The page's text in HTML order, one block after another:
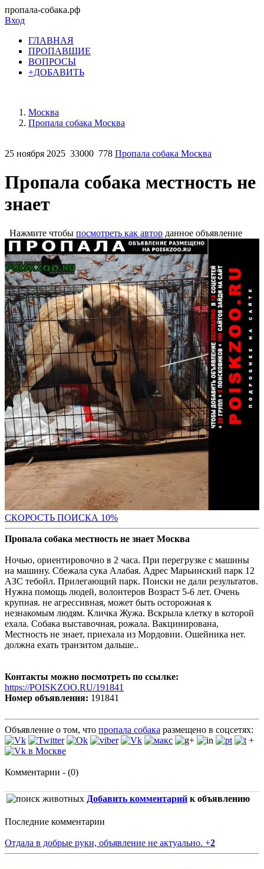
пропала-собака.рф
Вход
ГЛАВНАЯ
ПРОПАВШИЕ
ВОПРОСЫ
+ДОБАВИТЬ
Москва
Пропала собака Москва
25 ноября 2025 33000 778 Пропала собака Москва
Пропала собака местность не
знает
Нажмите чтобы посмотреть как автор данное объявление
СКОРОСТЬ ПОИСКА 10%
Пропала собака местность не знает Москва
Ночью, ориентировочно в 2 часа. При перегрузке с машины
на машину. Сбежала сука Алабая. Адрес Марьинский парк 12
АЗС тебойл. Прилегающий парк. Поиски не дали результатов.
Нужна помощь людей, волонтеров Возраст 5-6 лет. Очень
крупная. не агрессивная, может быть осторожная к
незнакомым людям. Кличка Жужа. Вскрыла клетку в которой
ехала. Собака выставочная, рожала. Вакцинирована,
Местность не знает, приехала из Мордовии. Ошейника нет.
должна ехать транзитом дальше..
Контакты можно посмотреть по ссылке:
https://POISKZOO.RU/191841
Номер объявления: 191841
Объявление о том, что пропала собака размещено в соцсетях:
+
Комментарии - (0)
Добавить комментарий к объявлению
Последние комментарии
Отдала в добрые руки, объявление не актуально. +2